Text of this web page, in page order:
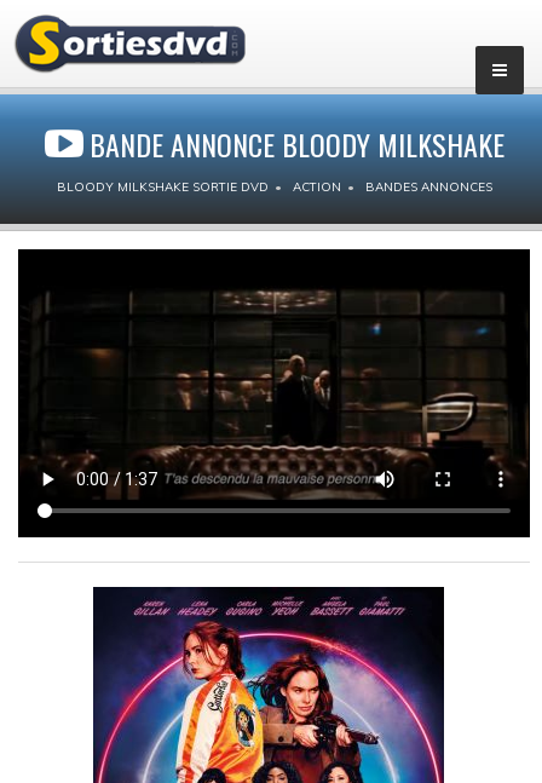
BANDE ANNONCE BLOODY MILKSHAKE
BLOODY MILKSHAKE SORTIE DVD ACTION BANDES ANNONCES